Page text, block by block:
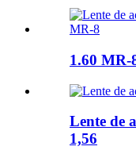
1.60 MR-
Lente de
1,56